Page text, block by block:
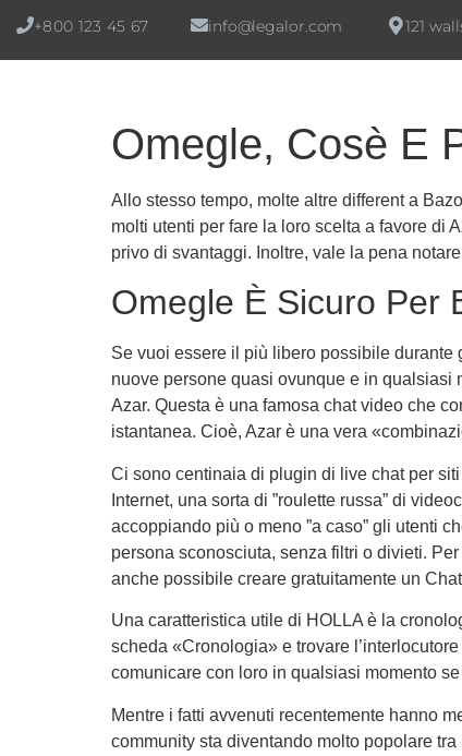
+800 123 45 67 info@legalor.com 121
Omegle, Cosè E
Allo stesso tempo, molte altre different a
molti utenti per fare la loro scelta a favore di
privo di svantaggi. Inoltre, vale la pena
Omegle È Sicuro Per
Se vuoi essere il più libero possibile durante
nuove persone quasi ovunque e in qualsiasi
Azar. Questa è una famosa chat video che
istantanea. Cioè, Azar è una vera
Ci sono centinaia di plugin di live chat per
Internet, una sorta di ”roulette russa” di
accoppiando più o meno ”a caso” gli utenti
persona sconosciuta, senza filtri o divieti.
anche possibile creare gratuitamente un
Una caratteristica utile di HOLLA è la
scheda «Cronologia» e trovare
comunicare con loro in qualsiasi momento
Mentre i fatti avvenuti recentemente hanno
community sta diventando molto popolare